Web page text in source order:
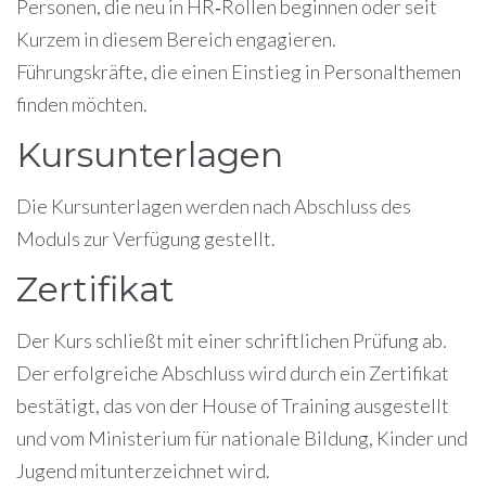
Personen, die neu in HR‑Rollen beginnen oder seit
Kurzem in diesem Bereich engagieren.
Führungskräfte, die einen Einstieg in Personalthemen
finden möchten.
Kursunterlagen
Die Kursunterlagen werden nach Abschluss des
Moduls zur Verfügung gestellt.
Zertifikat
Der Kurs schließt mit einer schriftlichen Prüfung ab.
Der erfolgreiche Abschluss wird durch ein Zertifikat
bestätigt, das von der House of Training ausgestellt
und vom Ministerium für nationale Bildung, Kinder und
Jugend mitunterzeichnet wird.